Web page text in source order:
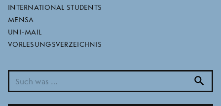
INTERNATIONAL STUDENTS
MENSA
UNI-MAIL
VORLESUNGSVERZEICHNIS
search
BEREICH
LESEKREISE UND ANDERE REGELMÄSSIGE TERMINE
SEMESTER
2022/2023 WINTERSEMESTER
Die Initiative Studierender am IG Farben Campus
Zusammenschluss und Diskussionszusammenhang
Studierender der Goethe-Universität Frankfurt. In